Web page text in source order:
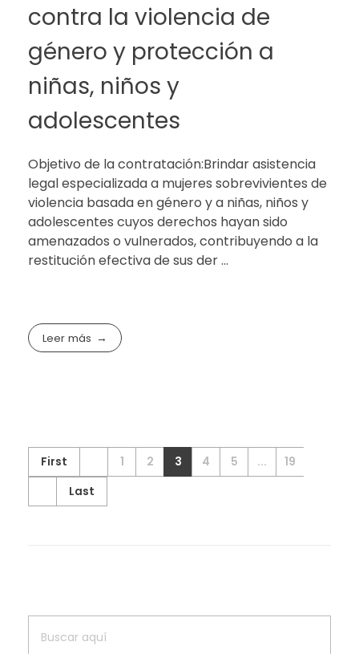
contra la violencia de
género y protección a
niñas, niños y
adolescentes
Objetivo de la contratación:Brindar asistencia
legal especializada a mujeres sobrevivientes de
violencia basada en género y a niñas, niños y
adolescentes cuyos derechos hayan sido
amenazados o vulnerados, contribuyendo a la
restitución efectiva de sus der ...
Leer más
First 1 2 3 4 5 ...
19
Last